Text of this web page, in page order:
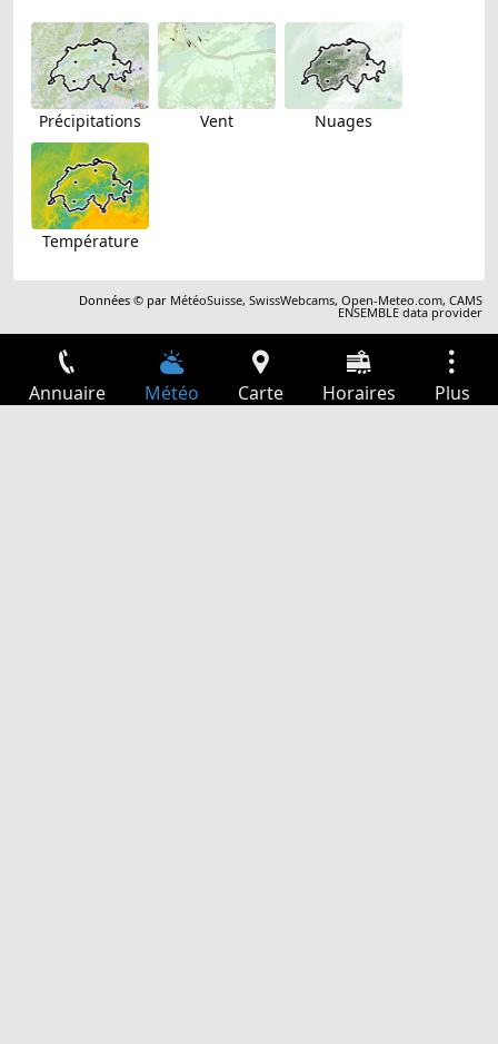
Précipitations Vent Nuages
Température
Données © par MétéoSuisse,SwissWebcams,Open-Meteo.com,CAMS
ENSEMBLE data provider
Annuaire Météo Carte Horaires Plus